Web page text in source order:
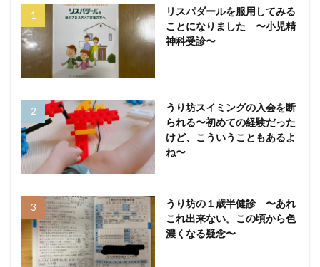
リスパダールを服用してみる
ことになりました 〜小児精
神科受診〜
うり坊スイミングの入会を断
られる〜初めての経験だった
けど、こういうこともあるよ
ね〜
うり坊の１歳半健診 〜あれ
これ出来ない。この頃から色
濃くなる疑念〜